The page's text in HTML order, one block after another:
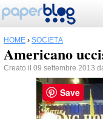
HOME › SOCIETÀ
Americano
Creato il 09 settembre 2013
Save